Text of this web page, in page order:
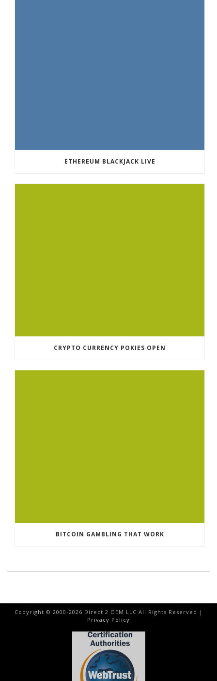
ETHEREUM BLACKJACK LIVE
CRYPTO CURRENCY POKIES OPEN
BITCOIN GAMBLING THAT WORK
Copyright © 2000-2026 Direct 2 OEM LLC All Rights Reserved |
Privacy Policy